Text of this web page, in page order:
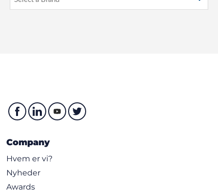
Company
Hvem er vi?
Nyheder
Awards